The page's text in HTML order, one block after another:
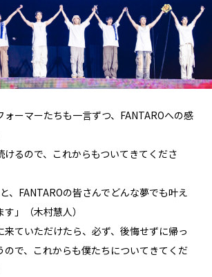
ーマーたちも一言ずつ、FANTAROへの感
けるので、これからもついてきてくださ
と、FANTAROの皆さんでどんな夢でも叶え
」（木村慧人）
来ていただけたら、必ず、後悔せずに帰っ
ので、これからも僕たちについてきてくだ